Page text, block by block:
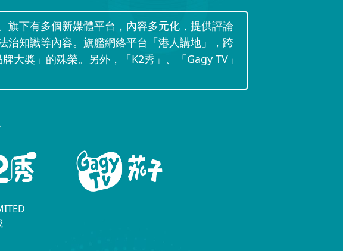
旗下有多個新媒體平台，內容多元化，提供評論
治知識等內容。旗艦網絡平台「港人講地」，跨
大奬」的殊榮。另外，「K2秀」、「Gagy TV」